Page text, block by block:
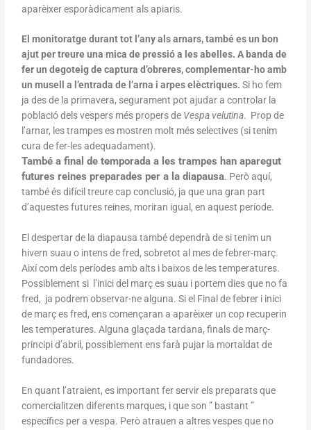
aparèixer esporàdicament als apiaris.
El monitoratge durant tot l’any als arnars, també es un bon
ajut per treure una mica de pressió a les abelles. A banda de
fer un degoteig de captura d’obreres, complementar-ho amb
un musell a l’entrada de l’arna i arpes elèctriques. Si ho fem
ja des de la primavera, segurament pot ajudar a controlar la
població dels vespers més propers de Vespa velutina. Prop de
l’arnar, les trampes es mostren molt més selectives (si tenim
cura de fer-les adequadament).
També a final de temporada a les trampes han aparegut
futures reines preparades per a la diapausa. Però aquí,
també és difícil treure cap conclusió, ja que una gran part
d’aquestes futures reines, moriran igual, en aquest període.
El despertar de la diapausa també dependrà de si tenim un
hivern suau o intens de fred, sobretot al mes de febrer-març.
Així com dels períodes amb alts i baixos de les temperatures.
Possiblement si l’inici del març es suau i portem dies que no fa
fred, ja podrem observar-ne alguna. Si el Final de febrer i inici
de març es fred, ens començaran a aparèixer un cop recuperin
les temperatures. Alguna glaçada tardana, finals de març-
principi d’abril, possiblement ens farà pujar la mortaldat de
fundadores.
En quant l’atraient, es important fer servir els preparats que
comercialitzen diferents marques, i que son ” bastant ”
específics per a vespa. Però atrauen a altres vespes que no